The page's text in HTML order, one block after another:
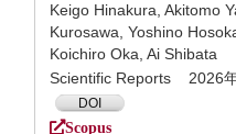
Keigo Hinakura, Akitomo
Kurosawa, Yoshino
Koichiro Oka, Ai Shibata
Scientific Reports 2026
DOI
Scopus